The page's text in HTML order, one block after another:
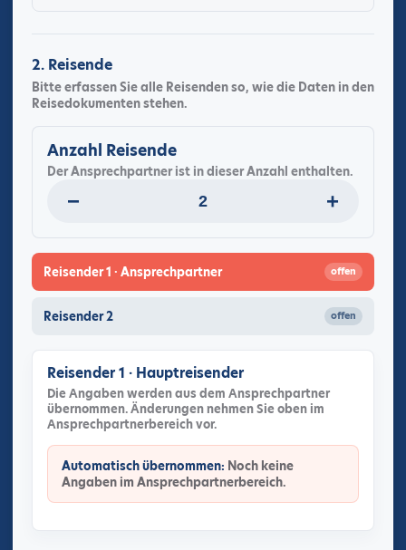
2. Reisende
Bitte erfassen Sie alle Reisenden so, wie die Daten in den
Reisedokumenten stehen.
Anzahl Reisende
Der Ansprechpartner ist in dieser Anzahl enthalten.
− +
Reisender 1 · Ansprechpartner offen
Reisender 2 offen
Reisender 1 · Hauptreisender
Die Angaben werden aus dem Ansprechpartner
übernommen. Änderungen nehmen Sie oben im
Ansprechpartnerbereich vor.
Automatisch übernommen: Noch keine
Angaben im Ansprechpartnerbereich.